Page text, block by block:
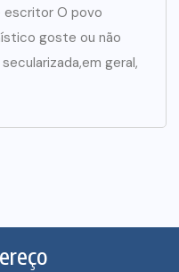
escritor O povo
goste ou não
geral,